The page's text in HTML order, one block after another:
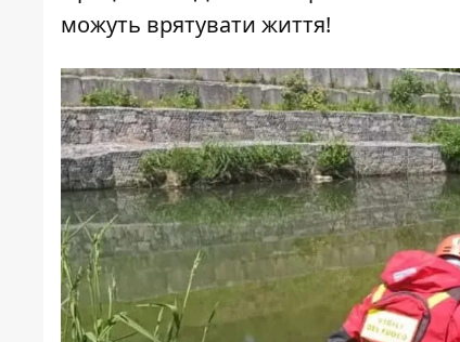
можуть врятувати життя!